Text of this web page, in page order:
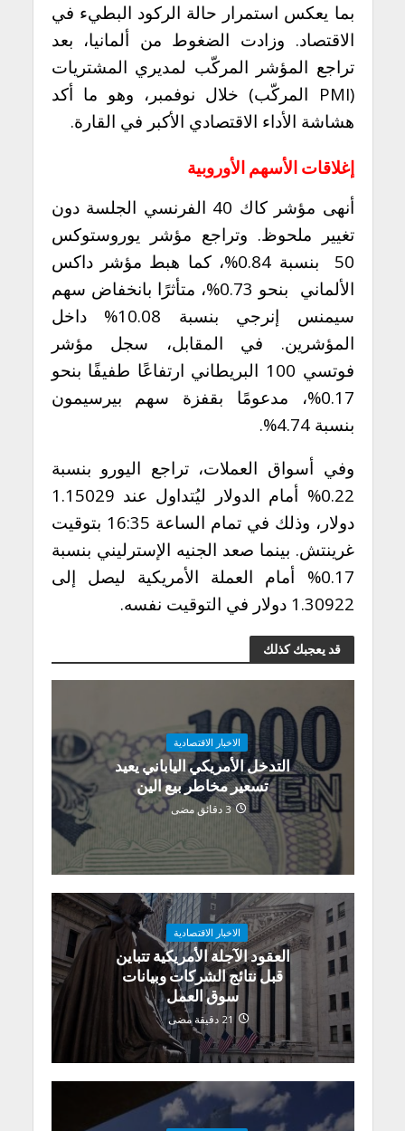
بما يعكس استمرار حالة الركود البطيء في
الاقتصاد. وزادت الضغوط من ألمانيا، بعد
تراجع المؤشر المركّب لمديري المشتريات
(PMI المركّب) خلال نوفمبر، وهو ما أكد
هشاشة الأداء الاقتصادي الأكبر في القارة.
إغلاقات الأسهم الأوروبية
أنهى مؤشر كاك 40 الفرنسي الجلسة دون
تغيير ملحوظ. وتراجع مؤشر يوروستوكس
50 بنسبة 0.84%، كما هبط مؤشر داكس
الألماني بنحو 0.73%، متأثرًا بانخفاض سهم
سيمنس إنرجي بنسبة 10.08% داخل
المؤشرين. في المقابل، سجل مؤشر
فوتسي 100 البريطاني ارتفاعًا طفيفًا بنحو
0.17%، مدعومًا بقفزة سهم بيرسيمون
بنسبة 4.74%.
وفي أسواق العملات، تراجع اليورو بنسبة
0.22% أمام الدولار ليُتداول عند 1.15029
دولار، وذلك في تمام الساعة 16:35 بتوقيت
غرينتش. بينما صعد الجنيه الإسترليني بنسبة
0.17% أمام العملة الأمريكية ليصل إلى
1.30922 دولار في التوقيت نفسه.
قد يعجبك كذلك
الاخبار الاقتصادية
التدخل الأمريكي الياباني يعيد
تسعير مخاطر بيع الين
3 دقائق مضى
الاخبار الاقتصادية
العقود الآجلة الأمريكية تتباين
قبل نتائج الشركات وبيانات
سوق العمل
21 دقيقة مضى